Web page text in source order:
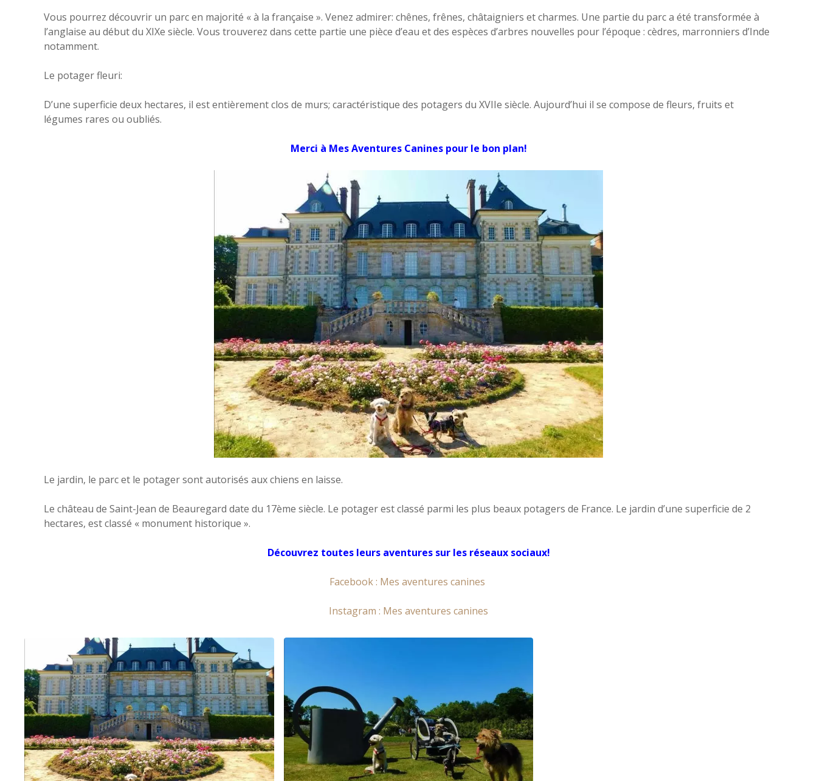
Vous pourrez découvrir un parc en majorité « à la française ». Venez admirer: chênes, frênes, châtaigniers et charmes. Une partie du parc a été transformée à
l’anglaise au début du XIXe siècle. Vous trouverez dans cette partie une pièce d’eau et des espèces d’arbres nouvelles pour l’époque : cèdres, marronniers d’Inde
notamment.
Le potager fleuri:
D’une superficie deux hectares, il est entièrement clos de murs; caractéristique des potagers du XVIIe siècle. Aujourd’hui il se compose de fleurs, fruits et
légumes rares ou oubliés.
Merci à Mes Aventures Caninespour le bon plan!
Le jardin, le parc et le potager sont autorisés aux chiens en laisse.
Le château de Saint-Jean de Beauregard date du 17ème siècle. Le potager est classé parmi les plus beaux potagers de France. Le jardin d’une superficie de 2
hectares, est classé « monument historique ».
Découvrez toutes leurs aventures sur les réseaux sociaux!
Facebook : Mes aventures canines
Instagram : Mes aventures canines